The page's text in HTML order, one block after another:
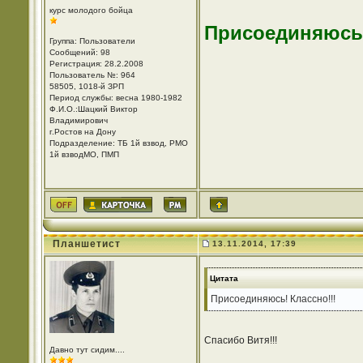
курс молодого бойца
Группа: Пользователи
Сообщений: 98
Регистрация: 28.2.2008
Пользователь №: 964
58505, 1018-й ЗРП
Период службы: весна 1980-1982
Ф.И.О.:Шацкий Виктор
Владимирович
г.Ростов на Дону
Подразделение: ТБ 1й взвод, РМО
1й взводМО, ПМП
Планшетист 13.11.2014, 17:39
Давно тут сидим....
Цитата
Присоединяюсь! Классно!!!
Спасибо Витя!!!